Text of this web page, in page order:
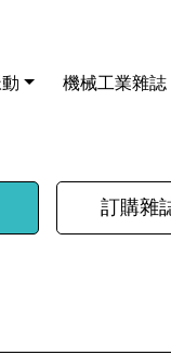
機械工業雜誌
訂購雜